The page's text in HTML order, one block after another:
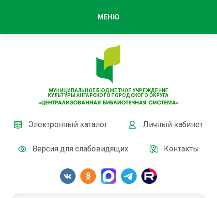
МУНИЦИПАЛЬНОЕ БЮДЖЕТНОЕ УЧРЕЖДЕНИЕ
КУЛЬТУРЫ АНГАРСКОГО ГОРОДСКОГО ОКРУГА
Электронный каталог Личный кабинет
Версия для слабовидящих Контакты
МЕНЮ